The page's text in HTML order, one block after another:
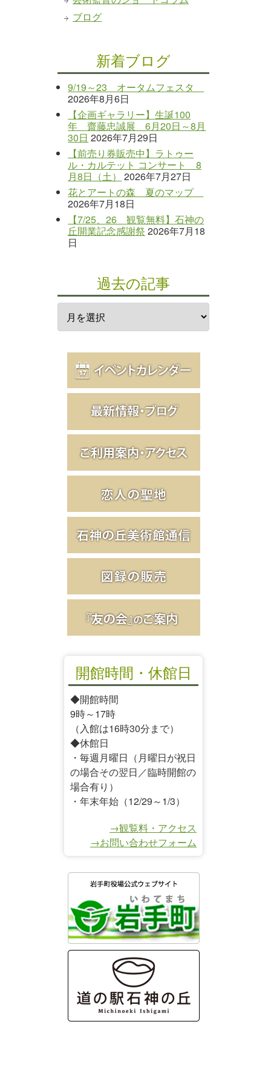
ブログ
新着ブログ
9/19～23 オータムフェスタ
2026年8月6日
【企画ギャラリー】生誕100
年 齋藤忠誠展 6月20日～8月
30日 2026年7月29日
【前売り券販売中】ラトゥー
ル・カルテット コンサート 8
月8日（土）
2026年7月27日
花とアートの森 夏のマップ
2026年7月18日
【7/25、26 観覧無料】石神の
丘開業記念感謝祭 2026年7月18
日
過去の記事
開館時間・休館日
◆開館時間
9時～17時
（入館は16時30分まで）
◆休館日
・毎週月曜日（月曜日が祝日
の場合その翌日／臨時開館の
場合有り）
・年末年始（12/29～1/3）
→観覧料・アクセス
→お問い合わせフォーム